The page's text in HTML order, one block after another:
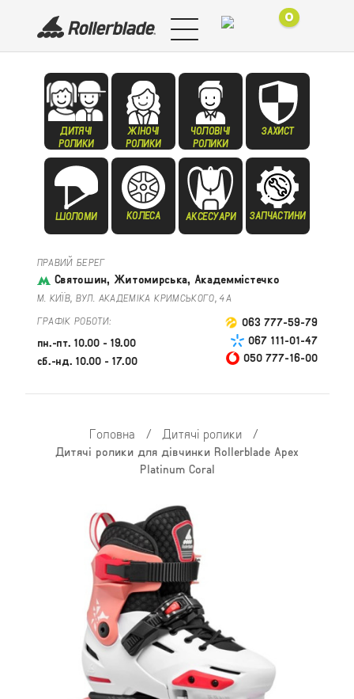
0
ДИТЯЧІ
РОЛИКИ
ЖІНОЧІ
РОЛИКИ
ЧОЛОВІЧІ
РОЛИКИ
ЗАХИСТ
ШОЛОМИ КОЛЕСА АКСЕСУАРИ ЗАПЧАСТИНИ
ПРАВИЙ БЕРЕГ
Святошин, Житомирська, Академмістечко
М. КИЇВ, ВУЛ. АКАДЕМІКА КРИМСЬКОГО, 4А
ГРАФІК РОБОТИ:
пн.-пт. 10.00 - 19.00
сб.-нд. 10.00 - 17.00
063 777-59-79
067 111-01-47
050 777-16-00
Головна / Дитячі ролики /
Дитячі ролики для дівчинки Rollerblade Apex
Platinum Coral